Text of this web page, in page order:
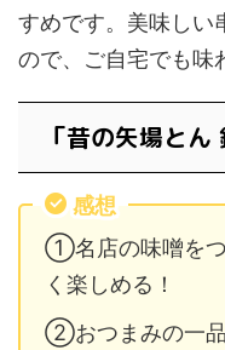
すめです。美味しい
ので、ご自宅でも味
「昔の矢場と
感想
①名店の味噌をつ
く楽しめる！
②おつまみの一品